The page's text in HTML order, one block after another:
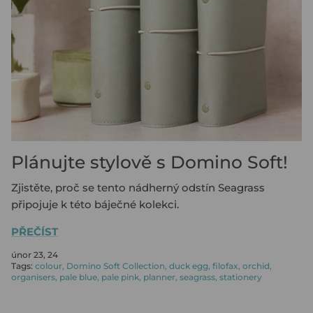
KOUPIT KOŽENÝ DIÁŘ
ROZPOČET SE SAFFIANO ZIP
PAPÍRY A PŘÍSLUŠENSTVÍ PRO
PLÁNOVAČE
KOUPIT PLÁNOVAČ
KOUPIT NÁPLŇ DO PORTFOLIA
KOUPIT NÁPLŇ DO ZÁPISNÍKU
KOUPIT ARCHIVAČNÍ POŘADAČ
Plánujte stylově s Domino Soft!
Zjistěte, proč se tento nádherný odstín Seagrass
připojuje k této báječné kolekci.
PŘEČÍST
únor 23, 24
Tags: colour Domino Soft Collection duck egg filofax orchid
organisers pale blue pale pink planner seagrass stationery